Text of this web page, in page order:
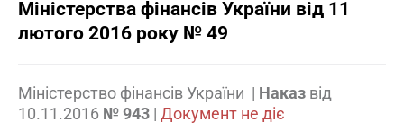
Міністерства фінансів України від 11
лютого 2016 року № 49
Міністерство фінансів України | Наказ від
10.11.2016 № 943 | Документ не діє